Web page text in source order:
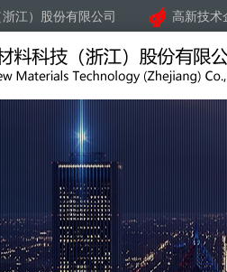
江）股份有限公司 高新技术